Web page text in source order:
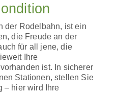
der Rodelbahn, ist ein
die Freude an der
für all jene, die
Ihre
ist. In sicherer
Stationen, stellen Sie
– hier wird Ihre